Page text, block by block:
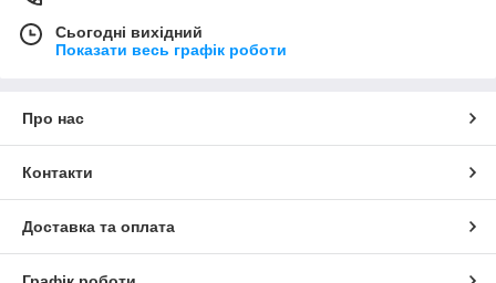
Сьогодні вихідний
Показати весь графік роботи
Про нас
Контакти
Доставка та оплата